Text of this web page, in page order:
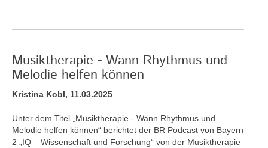
Musiktherapie - Wann Rhythmus und
Melodie helfen können
Kristina Kobl, 11.03.2025
Unter dem Titel „Musiktherapie - Wann Rhythmus und
Melodie helfen können“ berichtet der BR Podcast von Bayern
2 „IQ – Wissenschaft und Forschung“ von der Musiktherapie